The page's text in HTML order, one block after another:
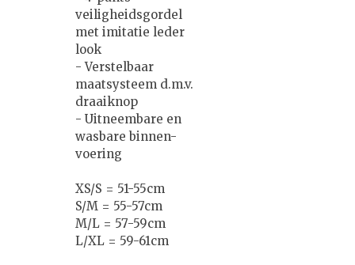
veiligheidsgordel
met imitatie leder
look
- Verstelbaar
maatsysteem d.m.v.
draaiknop
- Uitneembare en
wasbare binnen-
voering
XS/S = 51-55cm
S/M = 55-57cm
M/L = 57-59cm
L/XL = 59-61cm